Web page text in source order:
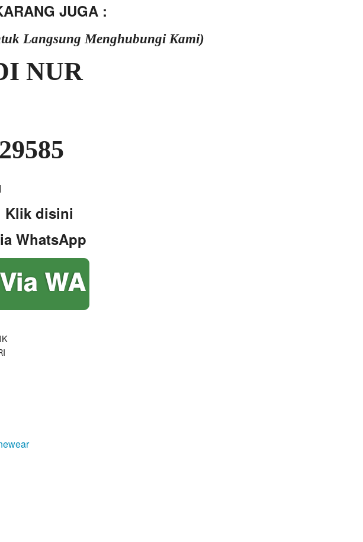
JUGA :
Langsung Menghubungi Kami)
NUR
Klik disini
WhatsApp